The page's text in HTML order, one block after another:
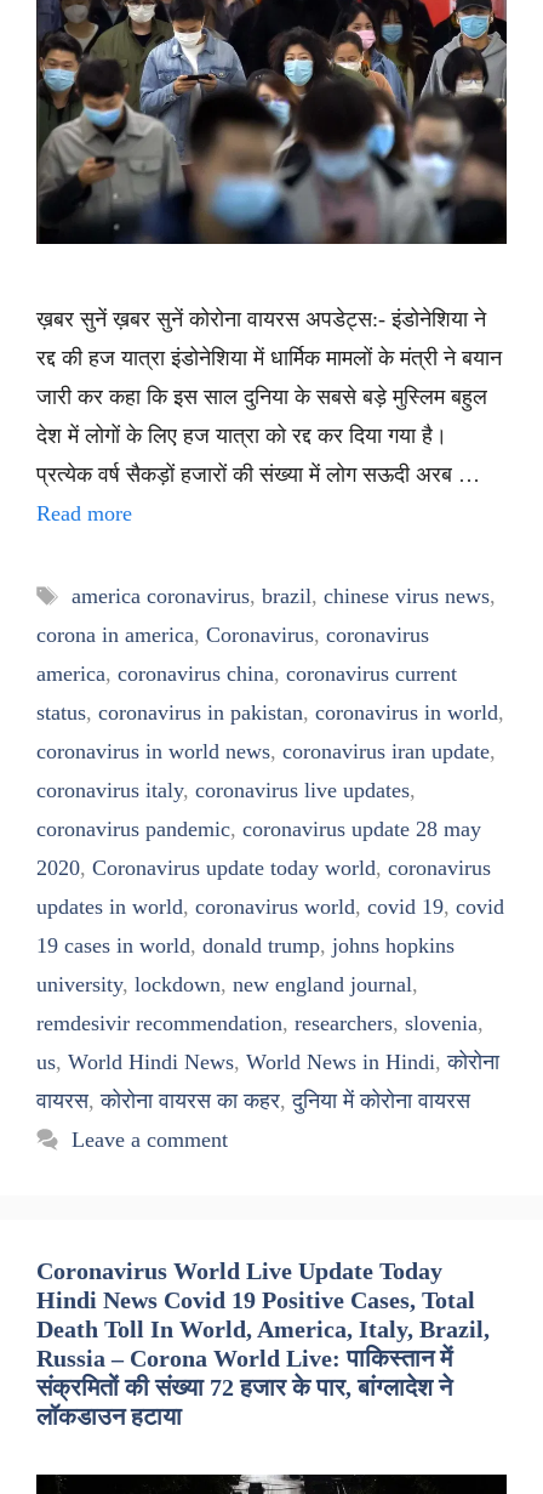
ख़बर सुनें ख़बर सुनें कोरोना वायरस अपडेट्स:- इंडोनेशिया ने
रद्द की हज यात्रा इंडोनेशिया में धार्मिक मामलों के मंत्री ने बयान
जारी कर कहा कि इस साल दुनिया के सबसे बड़े मुस्लिम बहुल
देश में लोगों के लिए हज यात्रा को रद्द कर दिया गया है।
प्रत्येक वर्ष सैकड़ों हजारों की संख्या में लोग सऊदी अरब …
Read more
Tags
america coronavirus, brazil, chinese virus news,
corona in america, Coronavirus, coronavirus
america, coronavirus china, coronavirus current
status, coronavirus in pakistan, coronavirus in world,
coronavirus in world news, coronavirus iran update,
coronavirus italy, coronavirus live updates,
coronavirus pandemic, coronavirus update 28 may
2020, Coronavirus update today world, coronavirus
updates in world, coronavirus world, covid 19, covid
19 cases in world, donald trump, johns hopkins
university, lockdown, new england journal,
remdesivir recommendation, researchers, slovenia,
us, World Hindi News, World News in Hindi,कोरोना
वायरस,कोरोना वायरस का कहर,दुनिया में कोरोना वायरस
Leave a comment
Coronavirus World Live Update Today
Hindi News Covid 19 Positive Cases, Total
Death Toll In World, America, Italy, Brazil,
Russia – Corona World Live: पाकिस्तान में
संक्रमितों की संख्या 72 हजार के पार, बांग्लादेश ने
लॉकडाउन हटाया